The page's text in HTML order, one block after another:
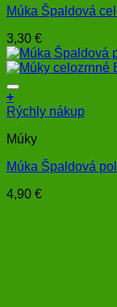
Múka Špaldová
3,30 €
+
Rýchly nákup
Múky
Múka Špaldová
4,90 €